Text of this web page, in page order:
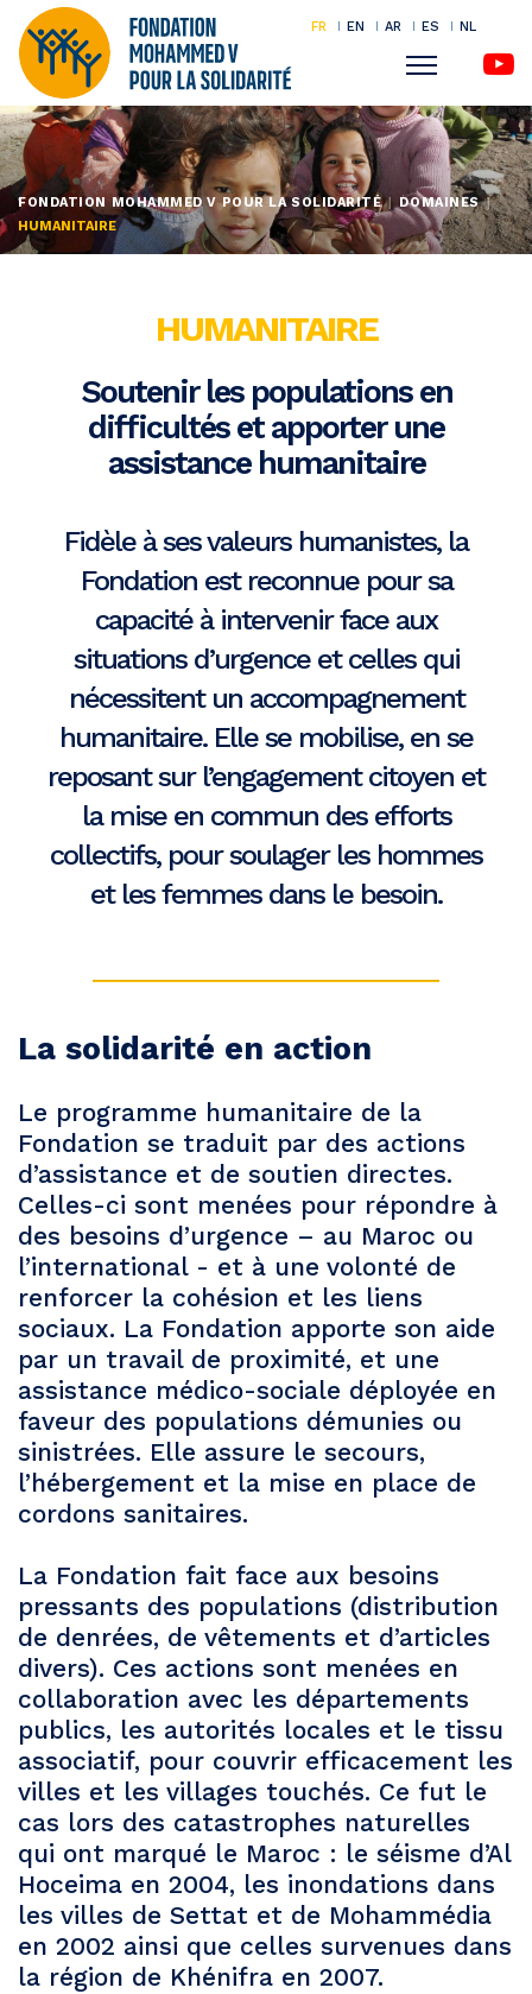
Aller
au
contenu
principal
FR EN AR ES NL
Menu
FONDATION MOHAMMED V POUR LA SOLIDARITÉ
DOMAINES
HUMANITAIRE
HUMANITAIRE
Soutenir les populations en
difficultés et apporter une
assistance humanitaire
Fidèle à ses valeurs humanistes, la
Fondation est reconnue pour sa
capacité à intervenir face aux
situations d’urgence et celles qui
nécessitent un accompagnement
humanitaire. Elle se mobilise, en se
reposant sur l’engagement citoyen et
la mise en commun des efforts
collectifs, pour soulager les hommes
et les femmes dans le besoin.
La solidarité en action
Le programme humanitaire de la
Fondation se traduit par des actions
d’assistance et de soutien directes.
Celles-ci sont menées pour répondre à
des besoins d’urgence – au Maroc ou
l’international - et à une volonté de
renforcer la cohésion et les liens
sociaux. La Fondation apporte son aide
par un travail de proximité, et une
assistance médico-sociale déployée en
faveur des populations démunies ou
sinistrées. Elle assure le secours,
l’hébergement et la mise en place de
cordons sanitaires.
La Fondation fait face aux besoins
pressants des populations (distribution
de denrées, de vêtements et d’articles
divers). Ces actions sont menées en
collaboration avec les départements
publics, les autorités locales et le tissu
associatif, pour couvrir efficacement les
villes et les villages touchés. Ce fut le
cas lors des catastrophes naturelles
qui ont marqué le Maroc : le séisme d’Al
Hoceima en 2004, les inondations dans
les villes de Settat et de Mohammédia
en 2002 ainsi que celles survenues dans
la région de Khénifra en 2007.